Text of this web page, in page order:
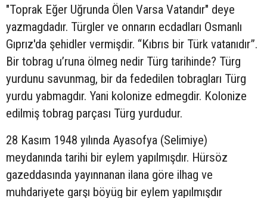
"Toprak Eğer Uğrunda Ölen Varsa Vatandır" deye
yazmagdadır. Türgler ve onnarın ecdadları Osmanlı
Gıprız'da şehidler vermişdir. “Kıbrıs bir Türk vatanıdır”.
Bir tobrag u’runa ölmeg nedir Türg tarihinde? Türg
yurdunu savunmag, bir da fededilen tobragları Türg
yurdu yabmagdır. Yani kolonize edmegdir. Kolonize
edilmiş tobrag parçası Türg yurdudur.
28 Kasım 1948 yılında Ayasofya (Selimiye)
meydanında tarihi bir eylem yapılmışdır. Hürsöz
gazeddasında yayınnanan ilana göre ilhag ve
muhdariyete garşı böyüg bir eylem yapılmışdır